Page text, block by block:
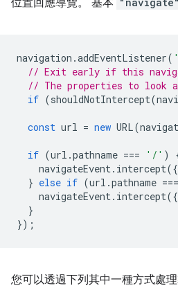
位置回應導覽。 基本
navigation .addEventListener(
// Exit early if this
// The properties to look
if (shouldNotIntercept(
const url = new URL(
if (url .pathname === '/' )
navigateEvent. intercept({
} else if (url .pathname ===
navigateEvent. intercept({
}
});
您可以透過下列其中一種方式處理